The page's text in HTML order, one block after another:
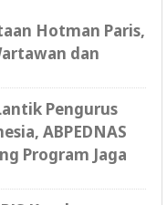
Hotman Paris,
dan
Pengurus
ABPEDNAS
Program Jaga